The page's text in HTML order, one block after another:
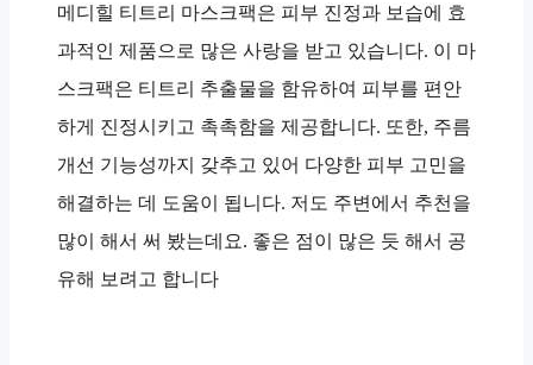
메디힐 티트리 마스크팩은 피부 진정과 보습에 효
과적인 제품으로 많은 사랑을 받고 있습니다. 이 마
스크팩은 티트리 추출물을 함유하여 피부를 편안
하게 진정시키고 촉촉함을 제공합니다. 또한, 주름
개선 기능성까지 갖추고 있어 다양한 피부 고민을
해결하는 데 도움이 됩니다. 저도 주변에서 추천을
많이 해서 써 봤는데요. 좋은 점이 많은 듯 해서 공
유해 보려고 합니다